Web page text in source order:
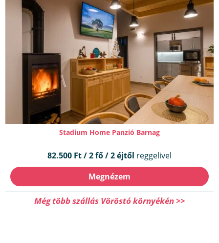
Stadium Home Panzió Barnag
82.500 Ft / 2 fő / 2 éjtől reggelivel
Megnézem
Még több szállás Vöröstó környékén >>